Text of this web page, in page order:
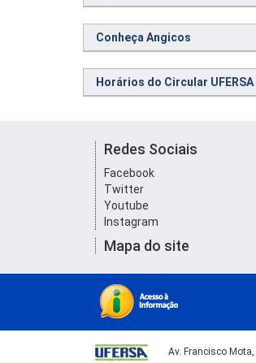
Conheça Angicos
Horários do Circular UFERSA
Redes Sociais
Facebook
Twitter
Youtube
Instagram
Mapa do site
Av. Francisco